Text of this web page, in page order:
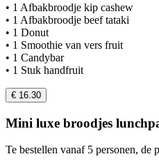
• 1 Afbakbroodje kip cashew
• 1 Afbakbroodje beef tataki
• 1 Donut
• 1 Smoothie van vers fruit
• 1 Candybar
• 1 Stuk handfruit
€ 16.30
Mini luxe broodjes
Te bestellen vanaf 5 personen, de